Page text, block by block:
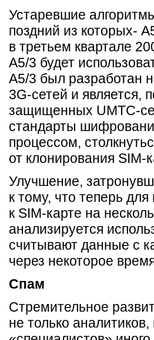
Устаревшие
поздний из которых-
в третьем квартале
A5/3 будет
A5/3 был разработан
3G-сетей и является,
защищенных UMTC-
стандарты
процессом,
от клонирования SIM-
Улучшение,
к тому, что теперь
к SIM-карте на
анализируется
считывают данные с
через некоторое
Спам
Стремительное
не только